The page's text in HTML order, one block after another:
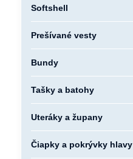
Softshell
Prešívané vesty
Bundy
Tašky a batohy
Uteráky a župany
Čiapky a pokrývky hlavy